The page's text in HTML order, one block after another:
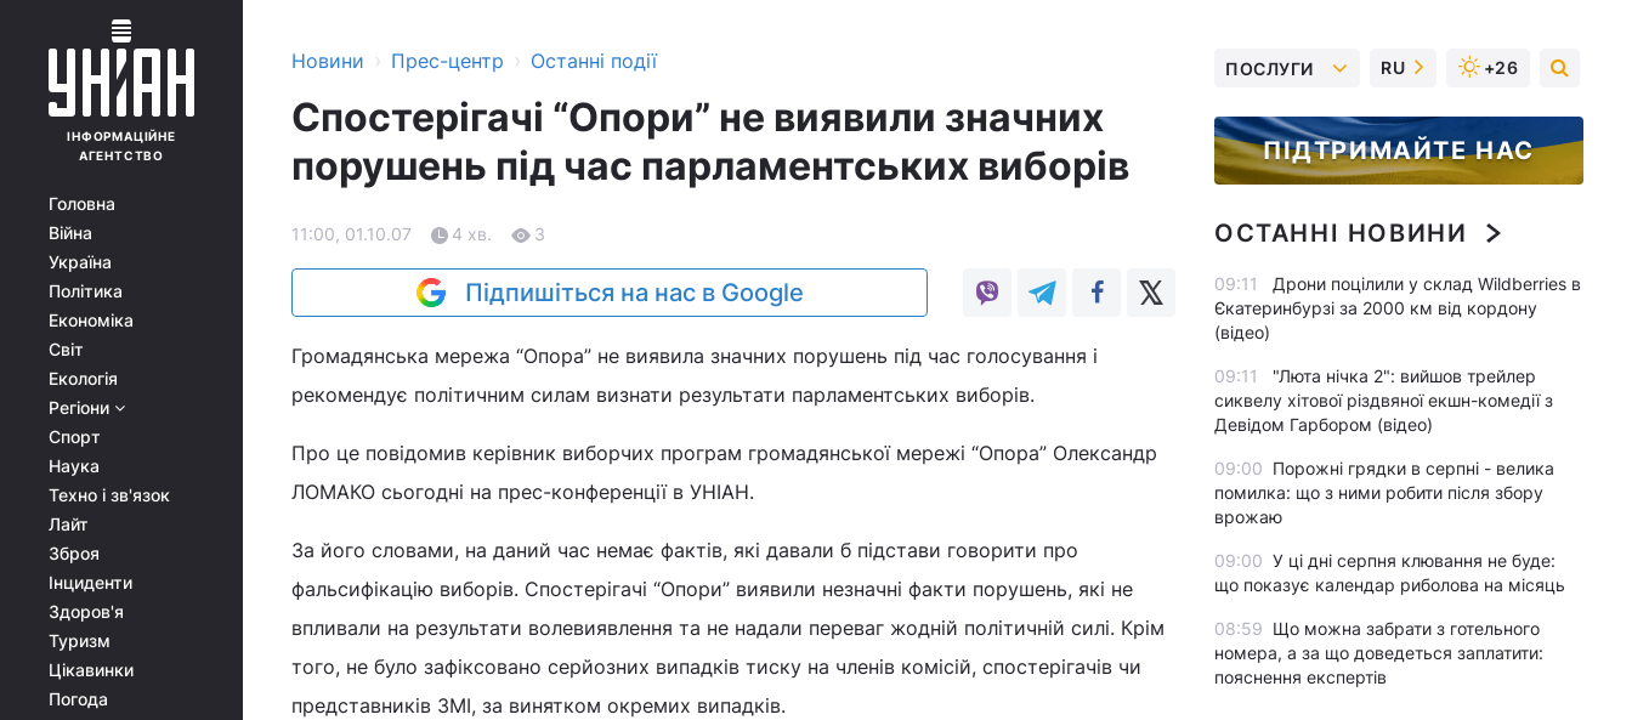
ІНФОРМАЦІЙНЕ
АГЕНТСТВО
Головна
Війна
Україна
Політика
Економіка
Світ
Екологія
Регіони
Спорт
Наука
Техно і зв'язок
Лайт
Зброя
Інциденти
Здоров'я
Туризм
Цікавинки
Погода
Новини › Прес-центр › Останні події
Спостерігачі “Опори” не виявили значних
порушень під час парламентських виборів
11:00, 01.10.07 4 хв. 3
Підпишіться на нас в Google
Громадянська мережа “Опора” не виявила значних порушень під час голосування і
рекомендує політичним силам визнати результати парламентських виборів.
Про це повідомив керівник виборчих програм громадянської мережі “Опора” Олександр
ЛОМАКО сьогодні на прес-конференції в УНІАН.
За його словами, на даний час немає фактів, які давали б підстави говорити про
фальсифікацію виборів. Спостерігачі “Опори” виявили незначні факти порушень, які не
впливали на результати волевиявлення та не надали переваг жодній політичній силі. Крім
того, не було зафіксовано серйозних випадків тиску на членів комісій, спостерігачів чи
представників ЗМІ, за винятком окремих випадків.
ПОСЛУГИ RU +26
ПІДТРИМАЙТЕ НАС
ОСТАННІ НОВИНИ
09:11
Дрони поцілили у склад Wildberries в
Єкатеринбурзі за 2000 км від кордону
(відео)
09:11
"Люта нічка 2": вийшов трейлер
сиквелу хітової різдвяної екшн-комедії з
Девідом Гарбором (відео)
09:00 Порожні грядки в серпні - велика
помилка: що з ними робити після збору
врожаю
09:00 У ці дні серпня клювання не буде:
що показує календар риболова на місяць
08:59 Що можна забрати з готельного
номера, а за що доведеться заплатити:
пояснення експертів